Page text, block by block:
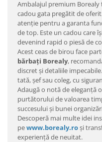
Ambalajul premium
cadou gata pregătit de
atenție pentru a garanta
de top. Este un cadou care
devenind rapid o piesă de
Acest ceas de birou face
bărbați Borealy,
discret și detaliile
tată, șef sau coleg, cu
Adaugă o notă de eleganță
purtătorului de valoarea
succesului și bunei
Descoperă mai multe idei
pewww.borealy.roși
experiență de neuitat.